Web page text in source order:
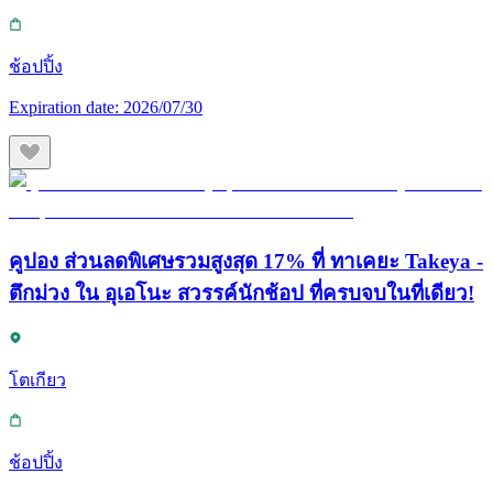
ช้อปปิ้ง
Expiration date: 2026/07/30
คูปอง ส่วนลดพิเศษรวมสูงสุด 17% ที่ ทาเคยะ Takeya -
ตึกม่วง ใน อุเอโนะ สวรรค์นักช้อป ที่ครบจบในที่เดียว!
โตเกียว
ช้อปปิ้ง